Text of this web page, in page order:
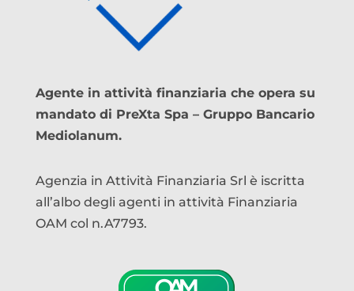
Agente in attività finanziaria che opera su
mandato di PreXta Spa – Gruppo Bancario
Mediolanum.
Agenzia in Attività Finanziaria Srl è iscritta
all’albo degli agenti in attività Finanziaria
OAM col n.A7793.